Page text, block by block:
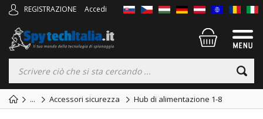
REGISTRAZIONE Accedi
... Accessori sicurezza Hub di alimentazione 1-8